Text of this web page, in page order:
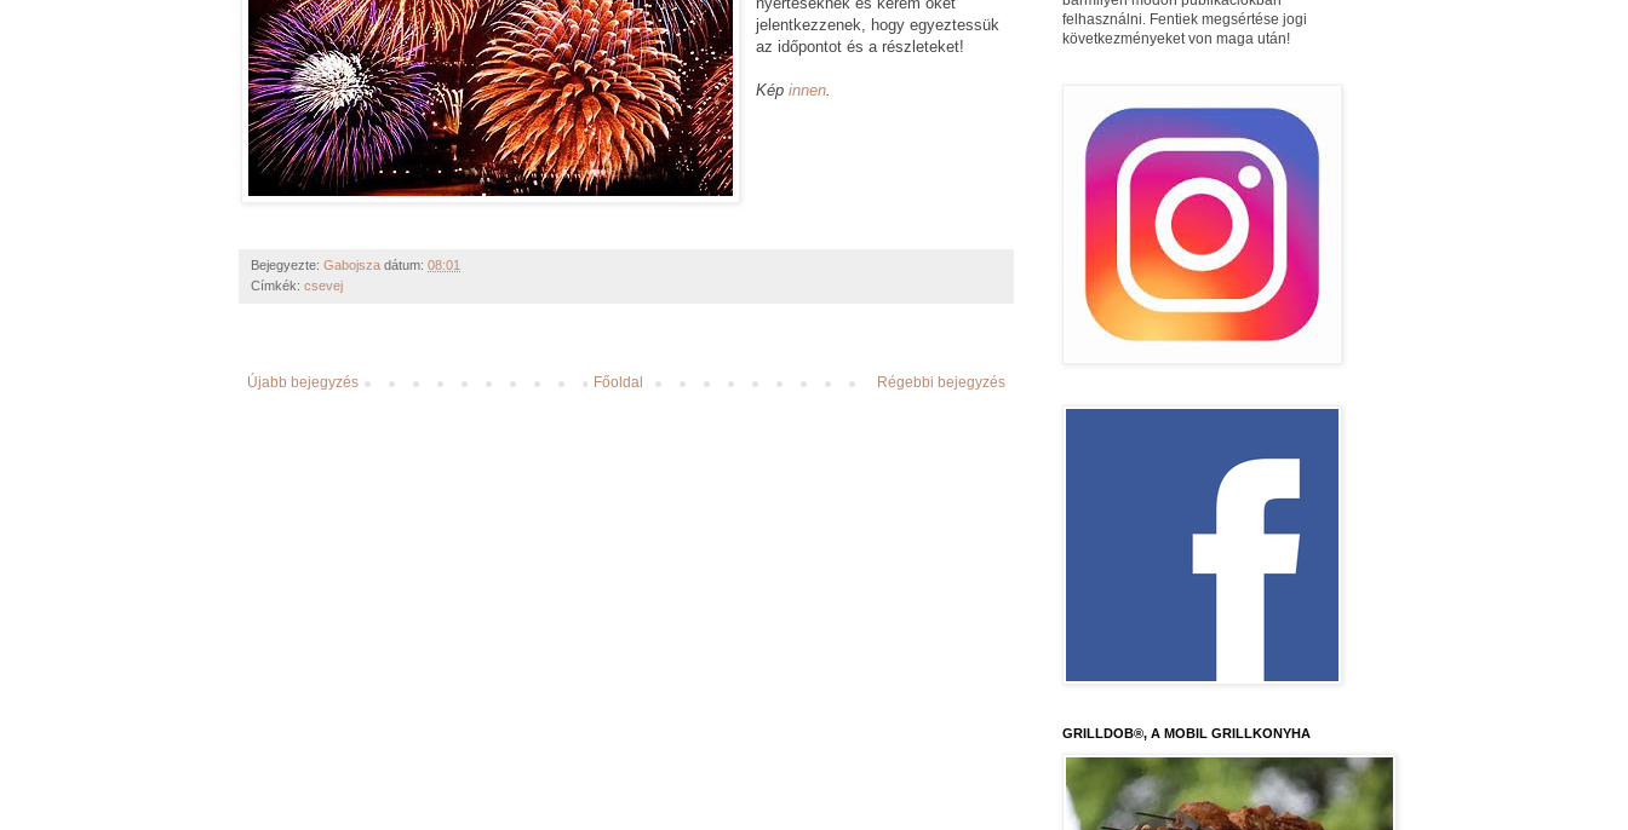
jelentkezzenek, hogy egyeztessük
az időpontot és a részleteket!
Kép innen
Bejegyezte: Gabojsza dátum: 08:01
Címkék: csevej
Újabb bejegyzés Régebbi bejegyzés
Főoldal
felhasználni. Fentiek megsértése jogi
következményeket von maga után!
GRILLDOB®, A MOBIL GRILLKONYHA